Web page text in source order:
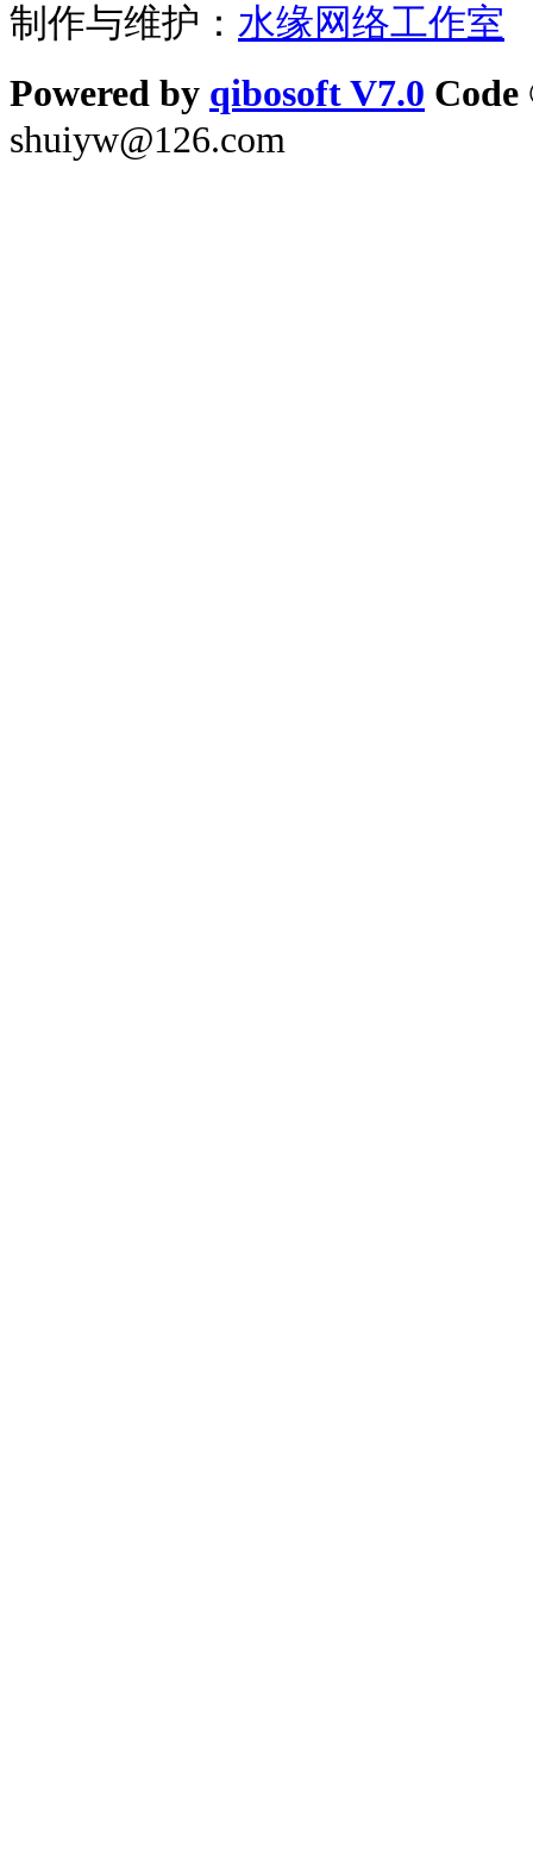
制作与维护： 水缘网络工作室
Powered by qibosoft V7.0
shuiyw@126.com